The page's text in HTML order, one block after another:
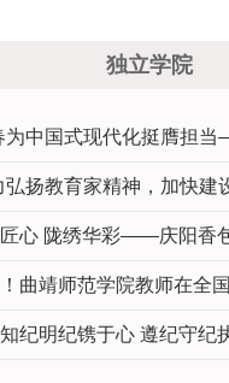
独立学院
为中国式现代化挺膺担
弘扬教育家精神，加快
心 陇绣华彩——庆阳香
曲靖师范学院教师在全
纪明纪镌于心 遵纪守